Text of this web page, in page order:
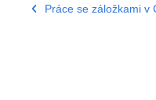
Práce se záložkami v